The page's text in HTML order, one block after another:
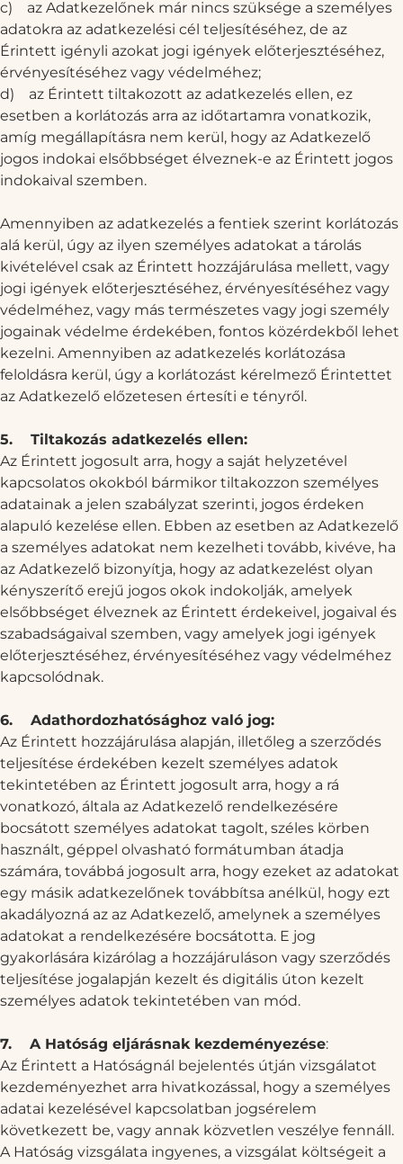
c)
az Adatkezelőnek már nincs szüksége a személyes
adatokra az adatkezelési cél teljesítéséhez, de az
Érintett igényli azokat jogi igények előterjesztéséhez,
érvényesítéséhez vagy védelméhez;
d)
az Érintett tiltakozott az adatkezelés ellen, ez
esetben a korlátozás arra az időtartamra vonatkozik,
amíg megállapításra nem kerül, hogy az Adatkezelő
jogos indokai elsőbbséget élveznek-e az Érintett jogos
indokaival szemben.
Amennyiben az adatkezelés a fentiek szerint korlátozás
alá kerül, úgy az ilyen személyes adatokat a tárolás
kivételével csak az Érintett hozzájárulása mellett, vagy
jogi igények előterjesztéséhez, érvényesítéséhez vagy
védelméhez, vagy más természetes vagy jogi személy
jogainak védelme érdekében, fontos közérdekből lehet
kezelni. Amennyiben az adatkezelés korlátozása
feloldásra kerül, úgy a korlátozást kérelmező Érintettet
az Adatkezelő előzetesen értesíti e tényről.
5.
Tiltakozás adatkezelés ellen:
Az Érintett jogosult arra, hogy a saját helyzetével
kapcsolatos okokból bármikor tiltakozzon személyes
adatainak a jelen szabályzat szerinti, jogos érdeken
alapuló kezelése ellen. Ebben az esetben az Adatkezelő
a személyes adatokat nem kezelheti tovább, kivéve, ha
az Adatkezelő bizonyítja, hogy az adatkezelést olyan
kényszerítő erejű jogos okok indokolják, amelyek
elsőbbséget élveznek az Érintett érdekeivel, jogaival és
szabadságaival szemben, vagy amelyek jogi igények
előterjesztéséhez, érvényesítéséhez vagy védelméhez
kapcsolódnak.
6.
Adathordozhatósághoz való jog:
Az Érintett hozzájárulása alapján, illetőleg a szerződés
teljesítése érdekében kezelt személyes adatok
tekintetében az Érintett jogosult arra, hogy a rá
vonatkozó, általa az Adatkezelő rendelkezésére
bocsátott személyes adatokat tagolt, széles körben
használt, géppel olvasható formátumban átadja
számára, továbbá jogosult arra, hogy ezeket az adatokat
egy másik adatkezelőnek továbbítsa anélkül, hogy ezt
akadályozná az az Adatkezelő, amelynek a személyes
adatokat a rendelkezésére bocsátotta. E jog
gyakorlására kizárólag a hozzájáruláson vagy szerződés
teljesítése jogalapján kezelt és digitális úton kezelt
személyes adatok tekintetében van mód.
7. A Hatóság eljárásnak kezdeményezése:
Az Érintett a Hatóságnál bejelentés útján vizsgálatot
kezdeményezhet arra hivatkozással, hogy a személyes
adatai kezelésével kapcsolatban jogsérelem
következett be, vagy annak közvetlen veszélye fennáll.
A Hatóság vizsgálata ingyenes, a vizsgálat költségeit a